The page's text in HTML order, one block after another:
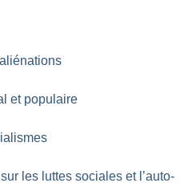
et populaire
les luttes sociales et l’auto-